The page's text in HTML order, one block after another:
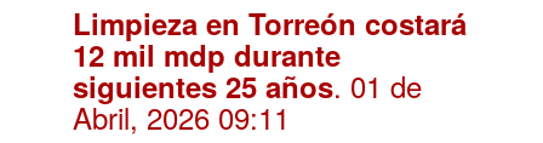
Limpieza en Torreón costará
12 mil mdp durante
siguientes 25 años. 01 de
Abril, 2026 09:11